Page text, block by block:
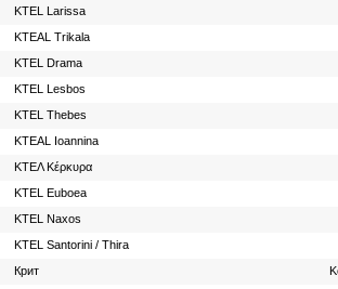
KTEL Larissa
KTEAL Trikala
KTEL Drama
KTEL Lesbos
KTEL Thebes
KTEAL Ioannina
ΚΤΕΛ Κέρκυρα
ΚΤΕL Euboea
KTEL Naxos
KTEL Santorini / Thira
Крит